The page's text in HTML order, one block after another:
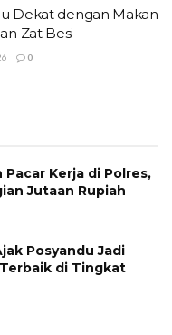
Dekat dengan Makan
Zat Besi
0
Pacar Kerja di Polres,
Jutaan Rupiah
Posyandu Jadi
di Tingkat